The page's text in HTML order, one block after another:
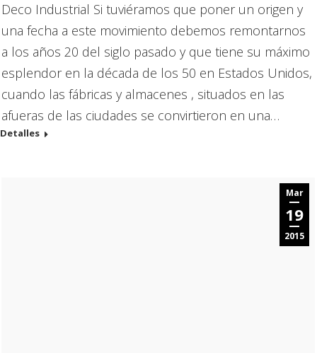
Deco Industrial Si tuviéramos que poner un origen y
una fecha a este movimiento debemos remontarnos
a los años 20 del siglo pasado y que tiene su máximo
esplendor en la década de los 50 en Estados Unidos,
cuando las fábricas y almacenes , situados en las
afueras de las ciudades se convirtieron en una…
Detalles
Mar
19
2015